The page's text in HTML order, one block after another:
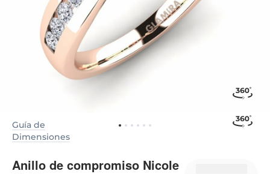
Guía de
Dimensiones
Anillo de compromiso Nicole